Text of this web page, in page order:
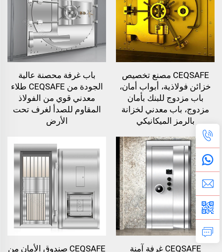
CEQSAFE مصنع تخصيص
خزائن فولاذية، أبواب أمان،
باب مزدوج للبنك بأمان
مزدوج، باب معدني لخزانة
بالرمز الميكانيكي
باب غرفة محصنة عالية
الجودة من CEQSAFE طلاء
معدني قوي من الفولاذ
المقاوم للصدأ لغرف تحت
الأرض
CEQSAFE غرفة آمنة
CEQSAFE صندوق الأمان من